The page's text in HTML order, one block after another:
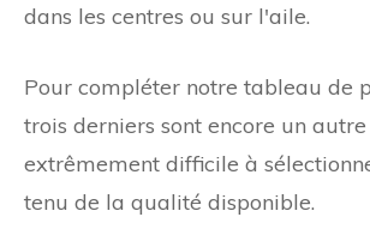
dans les centres ou sur l'aile.
Pour compléter notre tableau de
trois derniers sont encore un
extrêmement difficile à
tenu de la qualité disponible.